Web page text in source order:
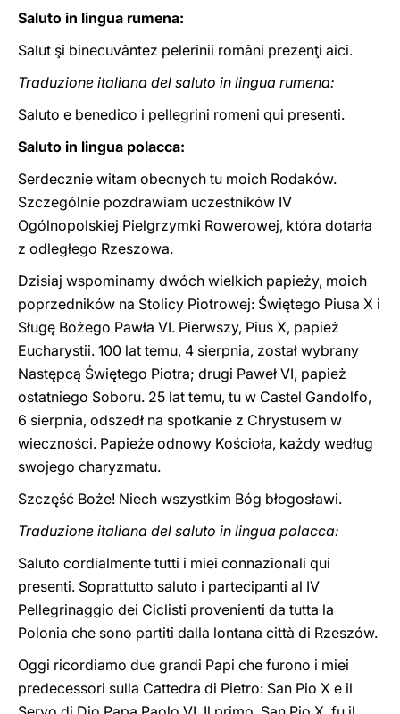
Saluto in lingua rumena:
Salut şi binecuvântez pelerinii români prezenţi aici.
Traduzione italiana del saluto in lingua rumena:
Saluto e benedico i pellegrini romeni qui presenti.
Saluto in lingua polacca:
Serdecznie witam obecnych tu moich Rodaków.
Szczególnie pozdrawiam uczestników IV
Ogólnopolskiej Pielgrzymki Rowerowej, która dotarła
z odległego Rzeszowa.
Dzisiaj wspominamy dwóch wielkich papieży, moich
poprzedników na Stolicy Piotrowej: Świętego Piusa X i
Sługę Bożego Pawła VI. Pierwszy, Pius X, papież
Eucharystii. 100 lat temu, 4 sierpnia, został wybrany
Następcą Świętego Piotra; drugi Paweł VI, papież
ostatniego Soboru. 25 lat temu, tu w Castel Gandolfo,
6 sierpnia, odszedł na spotkanie z Chrystusem w
wieczności. Papieże odnowy Kościoła, każdy według
swojego charyzmatu.
Szczęść Boże! Niech wszystkim Bóg błogosławi.
Traduzione italiana del saluto in lingua polacca:
Saluto cordialmente tutti i miei connazionali qui
presenti. Soprattutto saluto i partecipanti al IV
Pellegrinaggio dei Ciclisti provenienti da tutta la
Polonia che sono partiti dalla lontana città di Rzeszów.
Oggi ricordiamo due grandi Papi che furono i miei
predecessori sulla Cattedra di Pietro: San Pio X e il